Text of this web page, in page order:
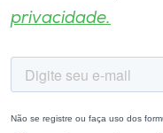
privacidade.